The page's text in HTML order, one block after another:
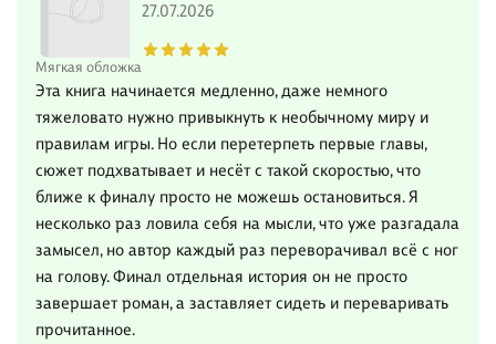
Мягкая обложка
27.07.2026
Эта книга начинается медленно, даже немного
тяжеловато нужно привыкнуть к необычному миру и
правилам игры. Но если перетерпеть первые главы,
сюжет подхватывает и несёт с такой скоростью, что
ближе к финалу просто не можешь остановиться. Я
несколько раз ловила себя на мысли, что уже разгадала
замысел, но автор каждый раз переворачивал всё с ног
на голову. Финал отдельная история он не просто
завершает роман, а заставляет сидеть и переваривать
прочитанное.